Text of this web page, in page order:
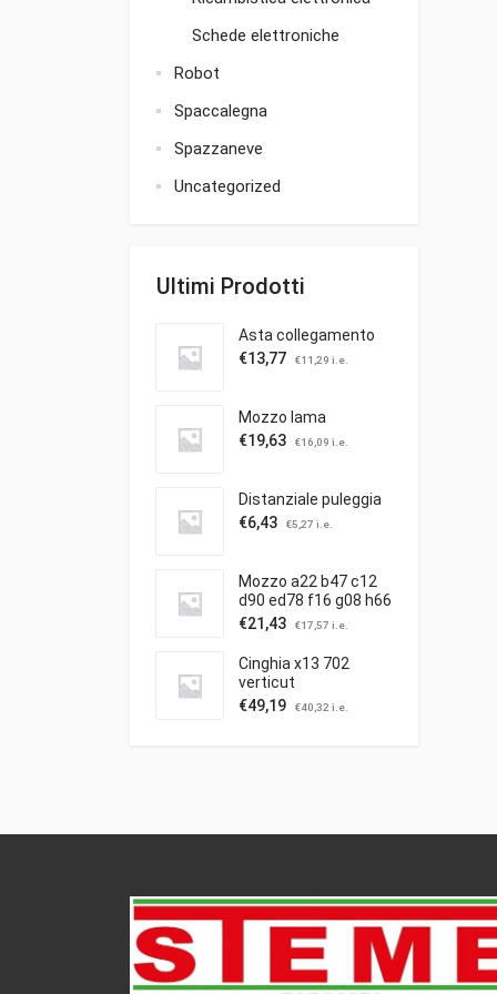
Schede elettroniche
Robot
Spaccalegna
Spazzaneve
Uncategorized
Ultimi Prodotti
Asta collegamento
€13,77 €11,29 i.e.
Mozzo lama
€19,63 €16,09 i.e.
Distanziale puleggia
€6,43 €5,27 i.e.
Mozzo a22 b47 c12
d90 ed78 f16 g08 h66
c/puleggia ibea
€21,43 €17,57 i.e.
Cinghia x13 702
verticut
€49,19 €40,32 i.e.